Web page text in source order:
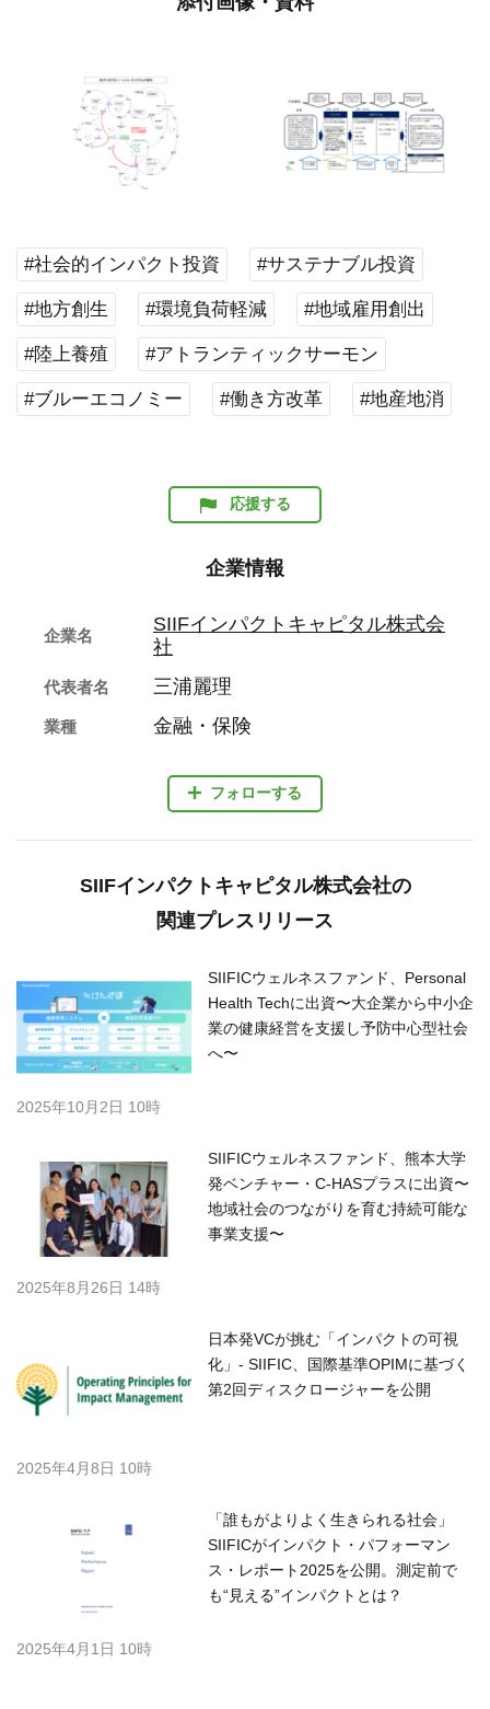
#社会的インパクト投資 #サステナブル投資
#地方創生 #環境負荷軽減 #地域雇用創出
#陸上養殖 #アトランティックサーモン
#ブルーエコノミー #働き方改革 #地産地消
応援する
企業情報
フォローする
企業名
SIIFインパクトキャピタル株式会
社
代表者名 三浦麗理
業種 金融・保険
SIIFインパクトキャピタル株式会社の
関連プレスリリース
SIIFICウェルネスファンド、Personal
Health Techに出資〜大企業から中小企
業の健康経営を支援し予防中心型社会
へ〜
2025年10月2日 10時
SIIFICウェルネスファンド、熊本大学
発ベンチャー・C-HASプラスに出資〜
地域社会のつながりを育む持続可能な
事業支援〜
2025年8月26日 14時
日本発VCが挑む「インパクトの可視
化」- SIIFIC、国際基準OPIMに基づく
第2回ディスクロージャーを公開
2025年4月8日 10時
「誰もがよりよく生きられる社会」
SIIFICがインパクト・パフォーマン
ス・レポート2025を公開。測定前で
も“見える”インパクトとは？
2025年4月1日 10時